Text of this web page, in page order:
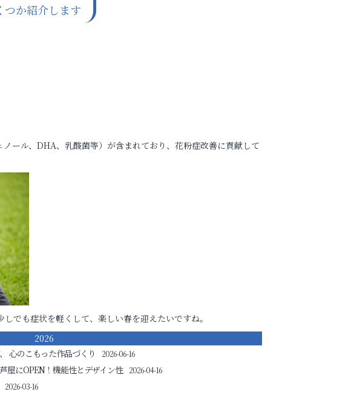
か紹介します
ール、DHA、乳酸菌等）が含まれており、花粉症改善に貢献して
でも症状を軽くして、楽しい春を迎えたいですね。
2026
心のこもった作品づくり 2026-06-16
屋にOPEN！機能性とデザイン性 2026-04-16
2026-03-16